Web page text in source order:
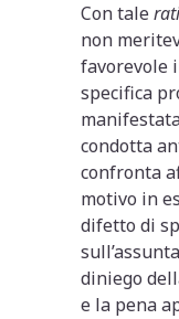
Con tale
non
favorevole
specifica
condotta
confronta
motivo in
difetto di
diniego
e la pena